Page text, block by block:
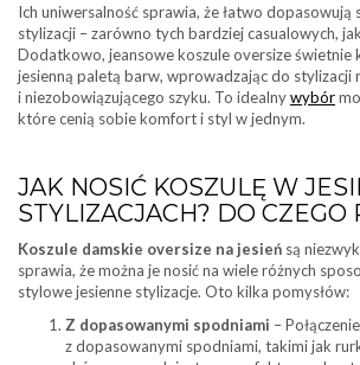
Ich uniwersalność sprawia, że łatwo dopasowują
stylizacji – zarówno tych bardziej casualowych,
Dodatkowo, jeansowe koszule oversize świetnie
jesienną paletą barw, wprowadzając do stylizacji
i niezobowiązującego szyku. To idealnywybór
które cenią sobie komfort i styl w jednym.
JAK NOSIĆ KOSZULĘ W
STYLIZACJACH? DO CZEGO
Koszule damskie oversize na jesień są
sprawia, że można je nosić na wiele różnych
stylowe jesienne stylizacje. Oto kilka pomysłów:
Z dopasowanymi spodniami –
z dopasowanymi spodniami, takimi jak